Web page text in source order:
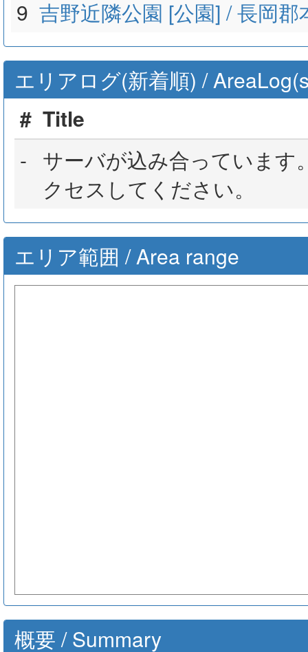
9 吉野近隣公園 [公園] / 長岡
エリアログ(新着順) /
# Title
- サーバが込み合っていま
クセスしてください。
エリア範囲 / Area range
概要 / Summary